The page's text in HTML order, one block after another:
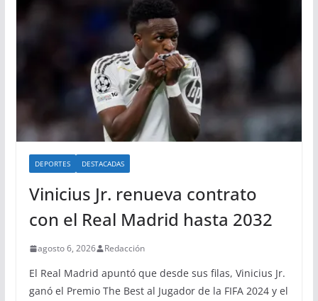
DEPORTES DESTACADAS
Vinicius Jr. renueva contrato
con el Real Madrid hasta 2032
agosto 6, 2026 Redacción
El Real Madrid apuntó que desde sus filas, Vinicius Jr.
ganó el Premio The Best al Jugador de la FIFA 2024 y el